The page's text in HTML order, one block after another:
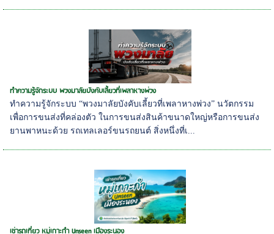
ทำความรู้จักระบบ พวงมาลัยบังคับเลี้ยวที่เพลาหางพ่วง
ทำความรู้จักระบบ “พวงมาลัยบังคับเลี้ยวที่เพลาหางพ่วง” นวัตกรรม
เพื่อการขนส่งที่คล่องตัว ในการขนส่งสินค้าขนาดใหญ่หรือการขนส่ง
ยานพาหนะด้วย รถเทลเลอร์ขนรถยนต์ สิ่งหนึ่งที่เ...
เช่ารถเที่ยว หมู่เกาะกำ Unseen เมืองระนอง